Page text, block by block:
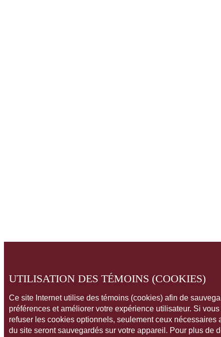
UTILISATION DES TÉMOINS (COOKIES)
Ce site Internet utilise des témoins (cookies) afin de
préférences et améliorer votre expérience utilisateur. Si
refuser les cookies optionnels, seulement ceux nécessaires
du site seront sauvegardés sur votre appareil. Pour plus de